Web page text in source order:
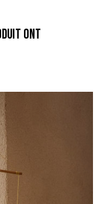
ont